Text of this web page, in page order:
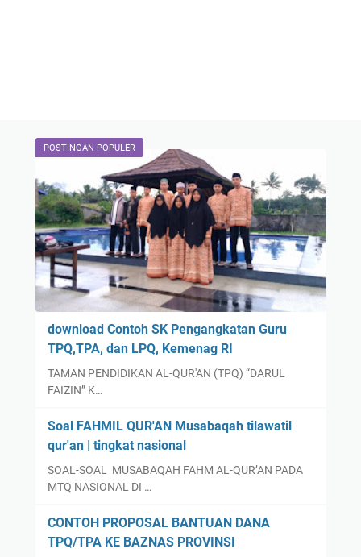
POSTINGAN POPULER
download Contoh SK Pengangkatan Guru
TPQ,TPA, dan LPQ, Kemenag RI
TAMAN PENDIDIKAN AL-QUR'AN (TPQ) “DARUL
FAIZIN” K…
Soal FAHMIL QUR'AN Musabaqah tilawatil
qur'an | tingkat nasional
SOAL-SOAL MUSABAQAH FAHM AL-QUR’AN PADA
MTQ NASIONAL DI …
CONTOH PROPOSAL BANTUAN DANA
TPQ/TPA KE BAZNAS PROVINSI